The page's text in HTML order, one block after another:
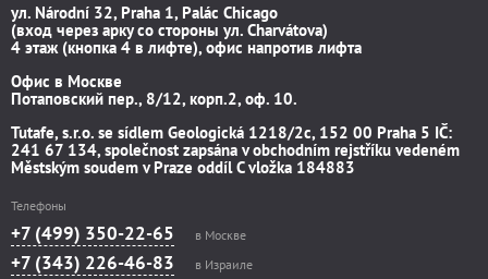
ул. Národní 32, Praha 1, Palác Chicago
(вход через арку со стороны ул. Charvátova)
4 этаж (кнопка 4 в лифте), офис напротив лифта
Офис в Москве
Потаповский пер., 8/12, корп.2, оф. 10.
Tutafe, s.r.o. se sídlem Geologická 1218/2c, 152 00 Praha 5 IČ:
241 67 134, společnost zapsána v obchodním rejstříku vedeném
Městským soudem v Praze oddíl C vložka 184883
Телефоны
+7 (499) 350-22-65 в Москве
+7 (343) 226-46-83 в Израиле